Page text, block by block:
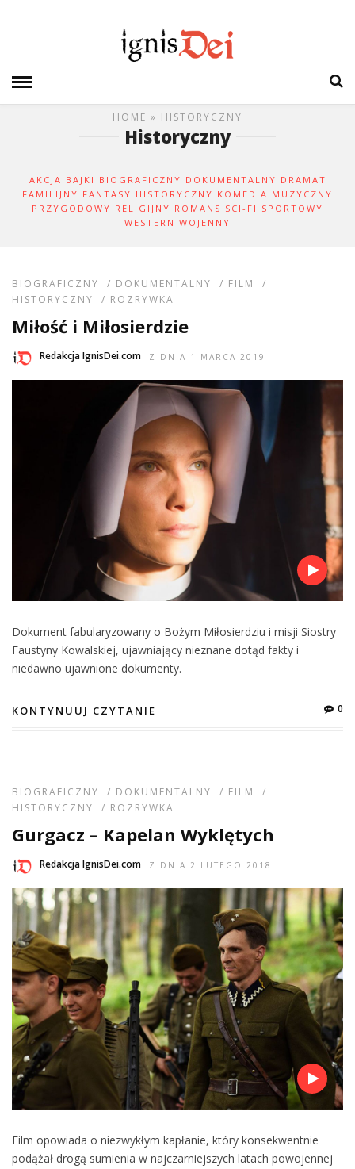
HOME » HISTORYCZNY
Historyczny
AKCJA BAJKI BIOGRAFICZNY DOKUMENTALNY DRAMAT
FAMILIJNY FANTASY HISTORYCZNY KOMEDIA MUZYCZNY
PRZYGODOWY RELIGIJNY ROMANS SCI-FI SPORTOWY
WESTERN WOJENNY
BIOGRAFICZNY / DOKUMENTALNY / FILM
/
HISTORYCZNY
/ ROZRYWKA
Miłość i Miłosierdzie
Redakcja IgnisDei.com Z DNIA 1 MARCA 2019
Dokument fabularyzowany o Bożym Miłosierdziu i misji Siostry
Faustyny Kowalskiej, ujawniający nieznane dotąd fakty i
niedawno ujawnione dokumenty.
KONTYNUUJ CZYTANIE 0
BIOGRAFICZNY / DOKUMENTALNY / FILM
/
HISTORYCZNY
/ ROZRYWKA
Gurgacz – Kapelan Wyklętych
Redakcja IgnisDei.com Z DNIA 2 LUTEGO 2018
Film opowiada o niezwykłym kapłanie, który konsekwentnie
podążał drogą sumienia w najczarniejszych latach powojennej